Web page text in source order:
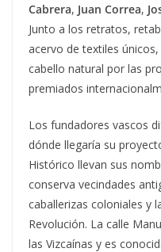
Cabrera, Juan Correa,
Junto a los retratos,
acervo de textiles
cabello natural por las
premiados
Los fundadores vascos
dónde llegaría su
Histórico llevan sus
conserva vecindades
caballerizas coloniales y
Revolución. La calle
las Vizcaínas y es